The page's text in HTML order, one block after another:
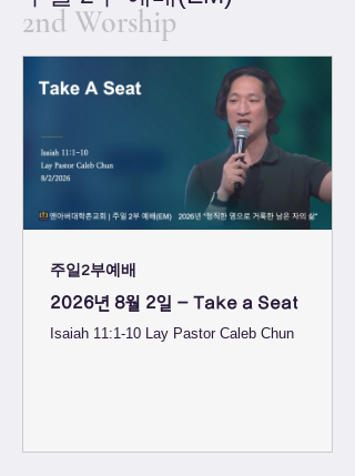
자를 판단할 것이며 그의 입의 막대기로 세상을 치
며 그의 입술의 기운으로 악인을 죽일 것이며 5 공
의로 그의 허리띠를 삼으며 성실로 그의 몸의 띠를
삼으리라 6 그 때에 이리가 어린 양과 함께 살며 표
범이 어린 염소와 함께 누우며 송아지와 어린 사자
와 살진 짐승이 함께 있어 어린 아이에게 끌리며 7
암소와 곰이 함께 먹으며 그것들의 새끼가 함께 엎
드리며 사자가 소처럼 풀을 먹을
2nd Worship
2026년 8월 2일 - Take a Seat
Isaiah 11:1-10 Lay Pastor Caleb Chun
주일2부예배